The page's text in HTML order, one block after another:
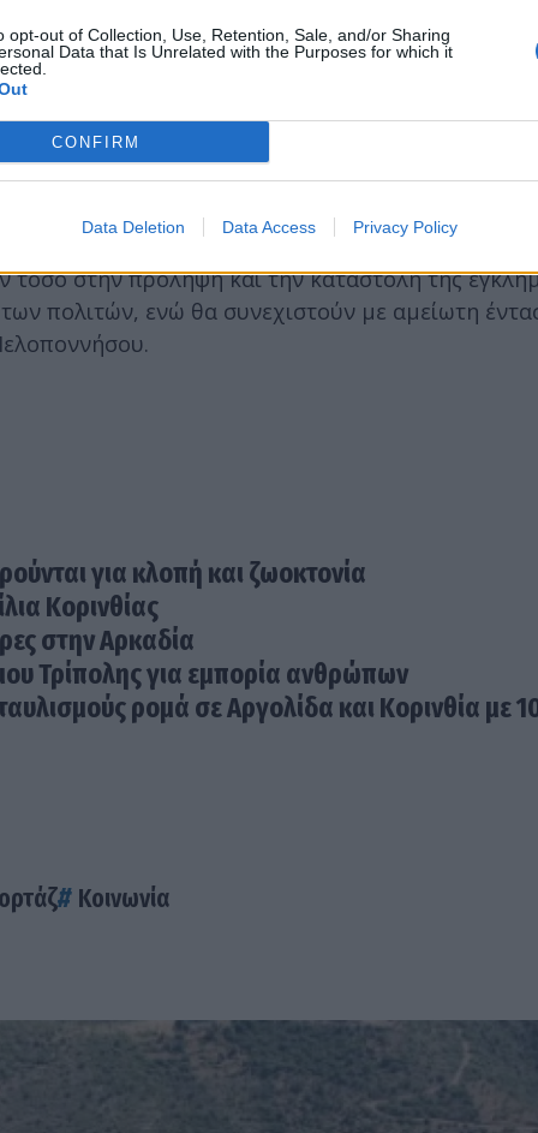
opt-out of Collection, Use, Retention, Sale, and/or Sharing
Data that Is Unrelated with the Purposes for which it
CONFIRM
Data Deletion Data Access Privacy Policy
-3- άτομα, ενώ συνελήφθησαν -3- άτομα, για
-12- ναρκωτικά δισκία και -10- μέτρα
του Κώδικα Οδικής Κυκλοφορίας, ενώ στη
τόσο στην πρόληψη και την καταστολή της
πολιτών, ενώ θα συνεχιστούν με αμείωτη
για κλοπή και ζωοκτονία
Κορινθίας
στην Αρκαδία
Τρίπολης για εμπορία ανθρώπων
ρομά σε Αργολίδα και Κορινθία με
Κοινωνία